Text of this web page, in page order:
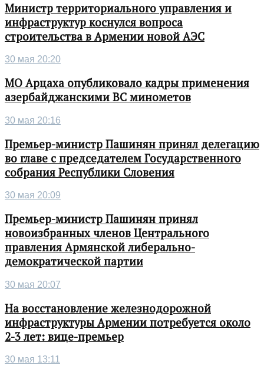
Министр территориального управления и
инфраструктур коснулся вопроса
строительства в Армении новой АЭС
30 мая 20:20
МО Арцаха опубликовало кадры применения
азербайджанскими ВС минометов
30 мая 20:16
Премьер-министр Пашинян принял делегацию
во главе с председателем Государственного
собрания Республики Словения
30 мая 20:09
Премьер-министр Пашинян принял
новоизбранных членов Центрального
правления Армянской либерально-
демократической партии
30 мая 20:07
На восстановление железнодорожной
инфраструктуры Армении потребуется около
2-3 лет: вице-премьер
30 мая 13:11